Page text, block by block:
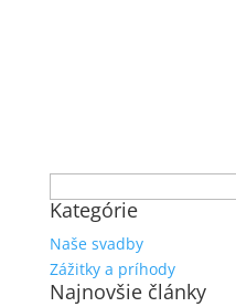
Kategórie
Naše svadby
Zážitky a príhody
Najnovšie články